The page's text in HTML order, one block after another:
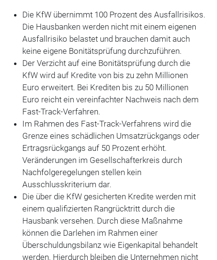
Die KfW übernimmt 100 Prozent des Ausfallrisikos.
Die Hausbanken werden nicht mit einem eigenen
Ausfallrisiko belastet und brauchen damit auch
keine eigene Bonitätsprüfung durchzuführen.
Der Verzicht auf eine Bonitätsprüfung durch die
KfW wird auf Kredite von bis zu zehn Millionen
Euro erweitert. Bei Krediten bis zu 50 Millionen
Euro reicht ein vereinfachter Nachweis nach dem
Fast-Track-Verfahren.
Im Rahmen des Fast-Track-Verfahrens wird die
Grenze eines schädlichen Umsatzrückgangs oder
Ertragsrückgangs auf 50 Prozent erhöht.
Veränderungen im Gesellschafterkreis durch
Nachfolgeregelungen stellen kein
Ausschlusskriterium dar.
Die über die KfW gesicherten Kredite werden mit
einem qualifizierten Rangrücktritt durch die
Hausbank versehen. Durch diese Maßnahme
können die Darlehen im Rahmen einer
Überschuldungsbilanz wie Eigenkapital behandelt
werden. Hierdurch bleiben die Unternehmen nicht